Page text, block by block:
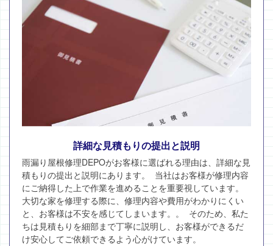
詳細な見積もりの提出と説明
雨漏り屋根修理DEPOがお客様に選ばれる理由は、詳細な見
積もりの提出と説明にあります。 当社はお客様が修理内容
にご納得した上で作業を進めることを重要視しています。
大切な家を修理する際に、修理内容や費用がわかりにくい
と、お客様は不安を感じてしまいます。。 そのため、私た
ちは見積もりを細部まで丁寧に説明し、お客様ができるだ
け安心してご依頼できるよう心がけています。